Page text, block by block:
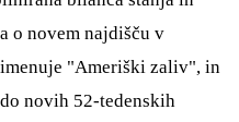
o novem najdišču v
"Ameriški zaliv", in
novih 52-tedenskih